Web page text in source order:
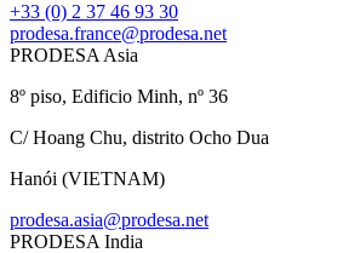
+33 (0) 2 37 46 93 30
prodesa.france@prodesa.net
PRODESA Asia
8º piso, Edificio Minh, nº 36
C/ Hoang Chu, distrito Ocho Dua
Hanói (VIETNAM)
prodesa.asia@prodesa.net
PRODESA India